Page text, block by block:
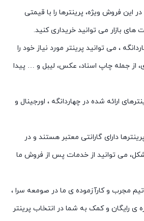
در این فروش ویژه، پرینترها را با قیمتی
های بازار می توانید خریداری کنید.
، می توانید پرینتر مورد نیاز خود را
از جمله چاپ اسناد، عکس، لیبل و … پیدا
ارائه شده در چهاردانگه ، اورجینال و
دارای گارانتی معتبر هستند و در
می توانید از خدمات پس از فروش ما
تیم مجرب و کارآزموده ی ما در صومعه سرا ،
ی رایگان و کمک به شما در انتخاب پرینتر